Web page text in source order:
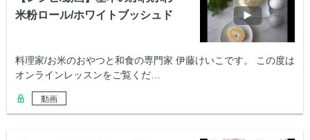
米粉ロール/ホワイトブッシュド
料理家/お米のおやつと和食の専門家 伊藤けいこです。 この度は
オンラインレッスンをご覧くだ…
動画